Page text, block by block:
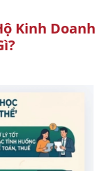
Kinh Doanh